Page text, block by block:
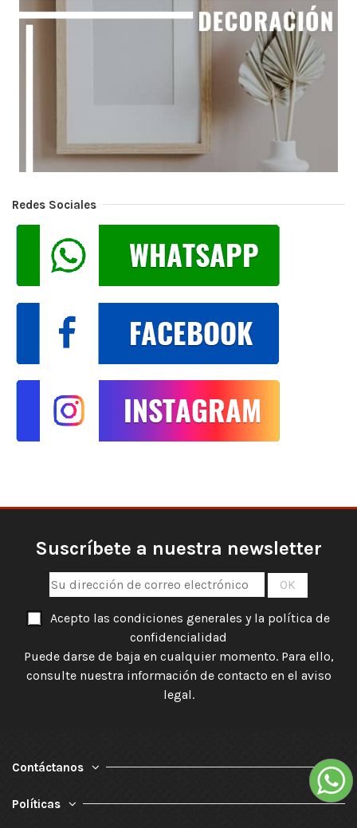
Redes Sociales
Suscríbete a nuestra newsletter
Acepto las condiciones generales y la política de
confidencialidad
Puede darse de baja en cualquier momento. Para ello,
consulte nuestra información de contacto en el aviso
legal.
Contáctanos
Políticas